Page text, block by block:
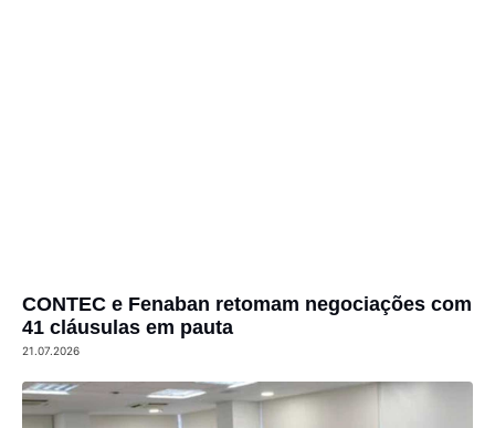
CONTEC e Fenaban retomam negociações com
41 cláusulas em pauta
21.07.2026